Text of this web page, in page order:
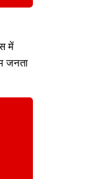
में
जनता